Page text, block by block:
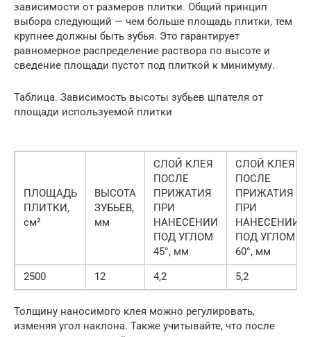
зависимости от размеров плитки. Общий принцип
выбора следующий — чем больше площадь плитки, тем
крупнее должны быть зубья. Это гарантирует
равномерное распределение раствора по высоте и
сведение площади пустот под плиткой к минимуму.
Таблица. Зависимость высоты зубьев шпателя от
площади используемой плитки
ПЛОЩАДЬ
ПЛИТКИ,
см²
ВЫСОТА
ЗУБЬЕВ,
мм
СЛОЙ КЛЕЯ
ПОСЛЕ
ПРИЖАТИЯ
ПРИ
НАНЕСЕНИИ
ПОД УГЛОМ
45°, мм
СЛОЙ КЛЕЯ
ПОСЛЕ
ПРИЖАТИЯ
ПРИ
НАНЕСЕНИИ
ПОД УГЛОМ
60°, мм
2500
12 4,2 5,2
Толщину наносимого клея можно регулировать,
изменяя угол наклона. Также учитывайте, что после